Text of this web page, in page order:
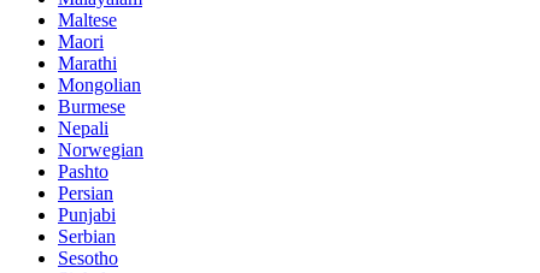
Maltese
Maori
Marathi
Mongolian
Burmese
Nepali
Norwegian
Pashto
Persian
Punjabi
Serbian
Sesotho